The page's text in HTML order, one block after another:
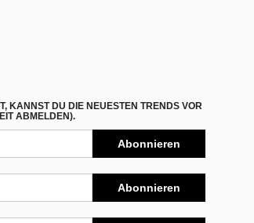
KANNST DU DIE NEUESTEN TRENDS VOR
ABMELDEN).
Abonnieren
Abonnieren